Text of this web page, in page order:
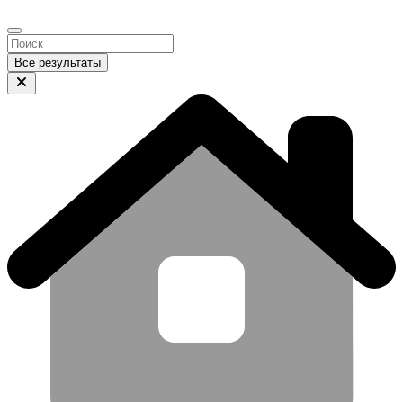
Все результаты